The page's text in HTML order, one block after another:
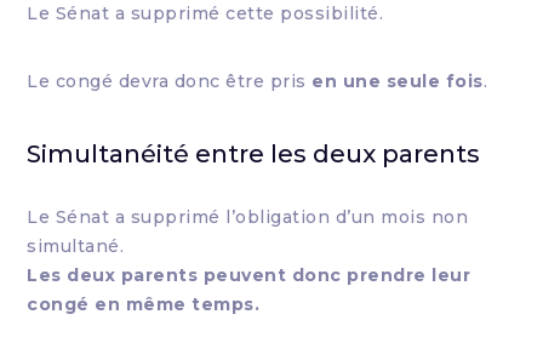
Le Sénat a supprimé cette possibilité.
Le congé devra donc être pris en une seule fois.
Simultanéité entre les deux parents
Le Sénat a supprimé l’obligation d’un mois non
simultané.
Les deux parents peuvent donc prendre leur
congé en même temps.